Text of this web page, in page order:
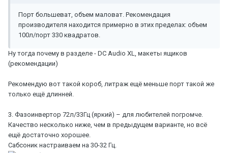
Порт большеват, объем маловат. Рекомендация
производителя находится примерно в этих пределах: объем
100л/порт 330 квадратов.
Ну тогда почему в разделе - DC Audio XL, макеты ящиков
(рекомендации)
Рекомендую вот такой короб, литраж ещё меньше порт такой же
только ещё длинней.
3. Фазоинвертор 72л/33Гц (яркий) – для любителей погромче.
Качество несколько ниже, чем в предыдущем варианте, но всё
ещё достаточно хорошее.
Сабсоник настраиваем на 30-32 Гц.